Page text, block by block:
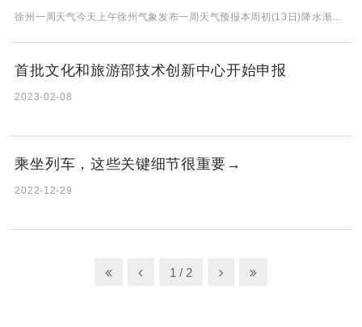
徐州一周天气今天上午徐州气象发布一周天气预报本周初(13日)降水渐止受冷空气影响我市有明显大风降温天气大部分地区将出现5~6级的偏北大风过程降温幅度可达8°C左右14日早晨最低气温可达-5~-6°C有严重冰冻虽说时下已经立春但该期间天气的最大的特点就是乍暖还寒一是日夜温差较大二是冷空气活动频繁大家还是不要
首批文化和旅游部技术创新中心开始申报
2023-02-08
乘坐列车，这些关键细节很重要→
2022-12-29
1 / 2